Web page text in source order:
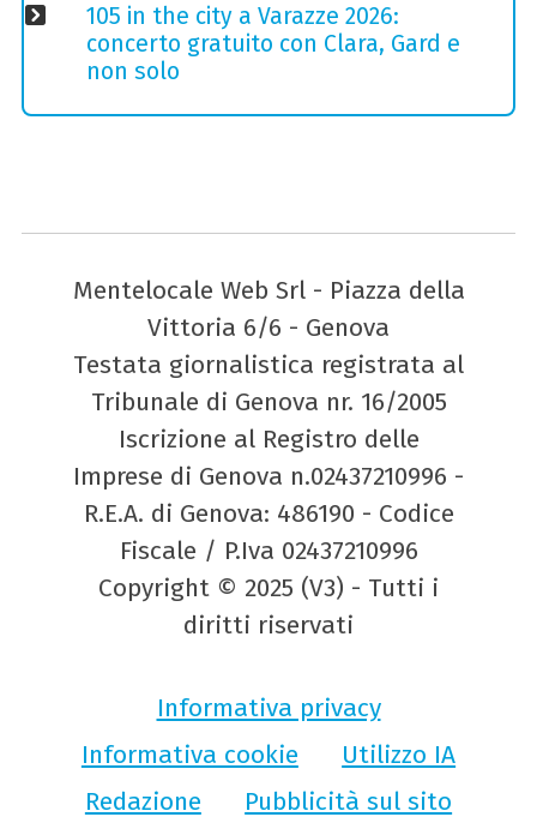
105 in the city a Varazze 2026:
concerto gratuito con Clara, Gard e
non solo
Mentelocale Web Srl - Piazza della
Vittoria 6/6 - Genova
Testata giornalistica registrata al
Tribunale di Genova nr. 16/2005
Iscrizione al Registro delle
Imprese di Genova n.02437210996 -
R.E.A. di Genova: 486190 - Codice
Fiscale / P.Iva 02437210996
Copyright © 2025 (V3) - Tutti i
diritti riservati
Informativa privacy
Informativa cookie
Utilizzo IA
Redazione
Pubblicità sul sito